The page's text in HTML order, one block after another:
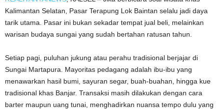
Kalimantan Selatan, Pasar Terapung Lok Baintan selalu jadi daya
tarik utama. Pasar ini bukan sekadar tempat jual beli, melainkan
warisan budaya sungai yang sudah bertahan ratusan tahun.
Setiap pagi, puluhan jukung atau perahu tradisional berjajar di
Sungai Martapura. Mayoritas pedagang adalah ibu-ibu yang
menawarkan hasil bumi, sayuran segar, buah-buahan, hingga kue
tradisional khas Banjar. Transaksi masih dilakukan dengan cara
barter maupun uang tunai, menghadirkan nuansa tempo dulu yang